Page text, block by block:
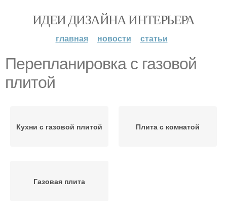
ИДЕИ ДИЗАЙНА ИНТЕРЬЕРА
главная новости статьи
Перепланировка с газовой
плитой
Кухни с газовой плитой Плита с комнатой
Газовая плита